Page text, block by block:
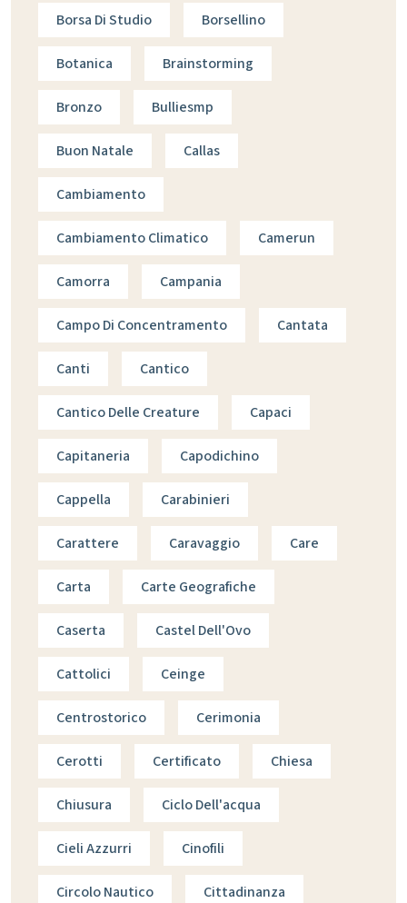
Borsa Di Studio Borsellino
Botanica Brainstorming
Bronzo Bulliesmp
Buon Natale Callas
Cambiamento
Cambiamento Climatico Camerun
Camorra Campania
Campo Di Concentramento Cantata
Canti Cantico
Cantico Delle Creature Capaci
Capitaneria Capodichino
Cappella Carabinieri
Carattere Caravaggio Care
Carta Carte Geografiche
Caserta Castel Dell'Ovo
Cattolici Ceinge
Centrostorico Cerimonia
Cerotti Certificato Chiesa
Chiusura Ciclo Dell'acqua
Cieli Azzurri Cinofili
Circolo Nautico Cittadinanza